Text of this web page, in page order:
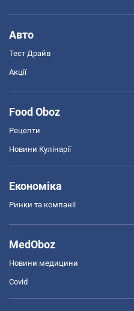
Авто
Тест Драйв
Акції
Food Oboz
Рецепти
Новини Кулінарії
Економіка
Ринки та компанії
MedOboz
Новини медицини
Covid